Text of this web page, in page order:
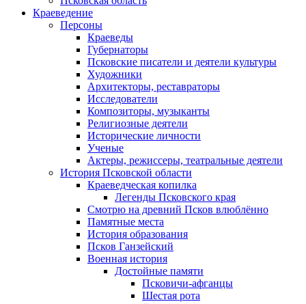
Краеведение
Персоны
Краеведы
Губернаторы
Псковские писатели и деятели культуры
Художники
Архитекторы, реставраторы
Исследователи
Композиторы, музыканты
Религиозные деятели
Исторические личности
Ученые
Актеры, режиссеры, театральные деятели
История Псковской области
Краеведческая копилка
Легенды Псковского края
Смотрю на древний Псков влюблённо
Памятные места
История образования
Псков Ганзейский
Военная история
Достойные памяти
Псковичи-афганцы
Шестая рота